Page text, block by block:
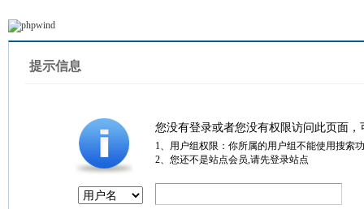
提示信息
您没有登录或者您没有权限访问此页面
1、用户组权限：你所属的用户组不能使用搜索
2、您还不是站点会员,请先登录站点